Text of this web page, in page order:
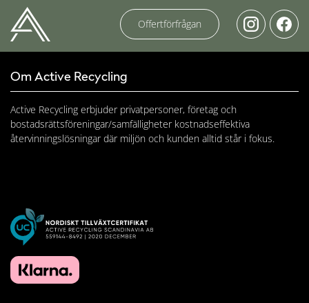
Offertförfrågan
Om Active Recycling
Active Recycling erbjuder privatpersoner, företag och
bostadsrättsföreningar/samfälligheter kostnadseffektiva
återvinningslösningar där miljön och kunden alltid står i fokus.